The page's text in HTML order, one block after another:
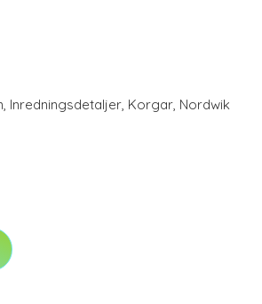
, Inredningsdetaljer, Korgar, Nordwik